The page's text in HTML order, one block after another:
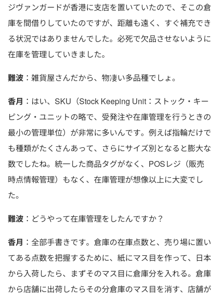
ジヴァンガードが香港に支店を置いていたので、そこの倉
庫を間借りしていたのですが、距離も遠く、すぐ補充でき
る状況ではありませんでした。必死で欠品させないように
在庫を管理していきました。
難波 ：雑貨屋さんだから、物凄い多品種でしょ。
香月 ：はい、SKU（Stock Keeping Unit：ストック・キー
ピング・ユニットの略で、受発注や在庫管理を行うときの
最小の管理単位）が非常に多いんです。例えば指輪だけで
も種類がたくさんあって、さらにサイズ別となると膨大な
数でしたね。統一した商品タグがなく、POSレジ（販売
時点情報管理）もなく、在庫管理が想像以上に大変でし
た。
難波 ：どうやって在庫管理をしたんですか？
香月 ：全部手書きです。倉庫の在庫点数と、売り場に置い
てある点数を把握するために、紙にマス目を作って、日本
から入荷したら、まずそのマス目に倉庫分を入れる。倉庫
から店舗に出荷したらその分倉庫のマス目を消す、店舗が